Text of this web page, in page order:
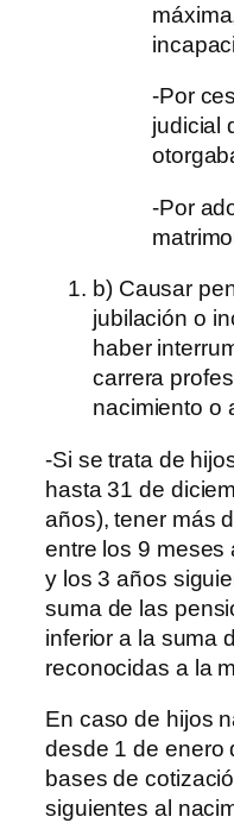
-Por
judicial
-Por
b) Causar
jubilación o
haber
carrera
nacimiento o
-Si se trata de
hasta 31 de
años), tener más
entre los 9 meses
y los 3 años
suma de las
inferior a la suma
reconocidas a la
En caso de hijos
desde 1 de enero
bases de
siguientes al